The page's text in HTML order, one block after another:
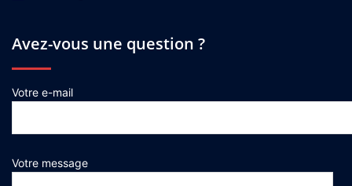
Avez-vous une question ?
Votre e-mail
Votre message